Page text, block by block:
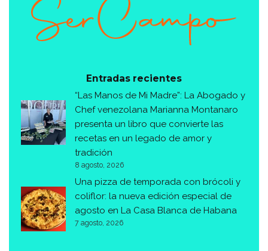
Entradas recientes
“Las Manos de Mi Madre”: La Abogado y
Chef venezolana Marianna Montanaro
presenta un libro que convierte las
recetas en un legado de amor y
tradición
8 agosto, 2026
Una pizza de temporada con brócoli y
coliflor: la nueva edición especial de
agosto en La Casa Blanca de Habana
7 agosto, 2026